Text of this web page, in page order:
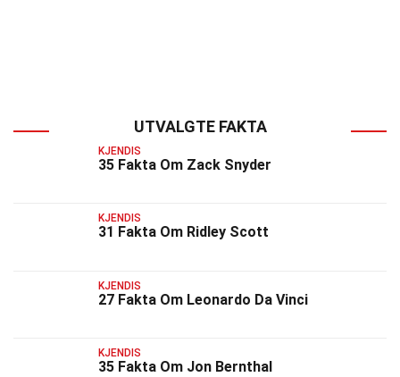
UTVALGTE FAKTA
KJENDIS
35 Fakta Om Zack Snyder
KJENDIS
31 Fakta Om Ridley Scott
KJENDIS
27 Fakta Om Leonardo Da Vinci
KJENDIS
35 Fakta Om Jon Bernthal